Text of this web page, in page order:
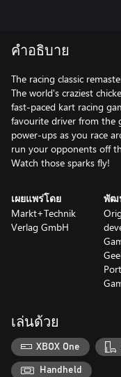
คำอธิบาย
The racing classic
The world's craziest
fast-paced kart racing
favourite driver from the
power-ups as you race
run your opponents off
เผยแพร่โดย
Markt+Technik
Verlag GmbH
พัฒ
เล่นด้วย
XBOX One
Handheld